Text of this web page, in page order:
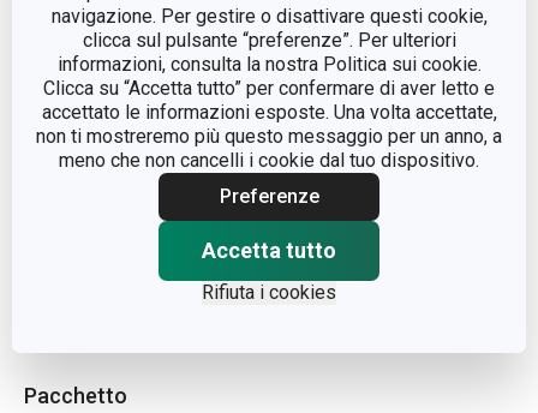
navigazione. Per gestire o disattivare questi cookie,
clicca sul pulsante “preferenze”. Per ulteriori
informazioni, consulta la nostra Politica sui cookie.
Clicca su “Accetta tutto” per confermare di aver letto e
accettato le informazioni esposte. Una volta accettate,
non ti mostreremo più questo messaggio per un anno, a
meno che non cancelli i cookie dal tuo dispositivo.
Preferenze
Accetta tutto
Rifiuta i cookies
TIPO
piatto da
dessert
COLORE Fiori
LAVAGGIO IN LAVASTOVIGLIE Sì
8595028409246
DURATA DELLA GARANZIA (IN
Pacchetto